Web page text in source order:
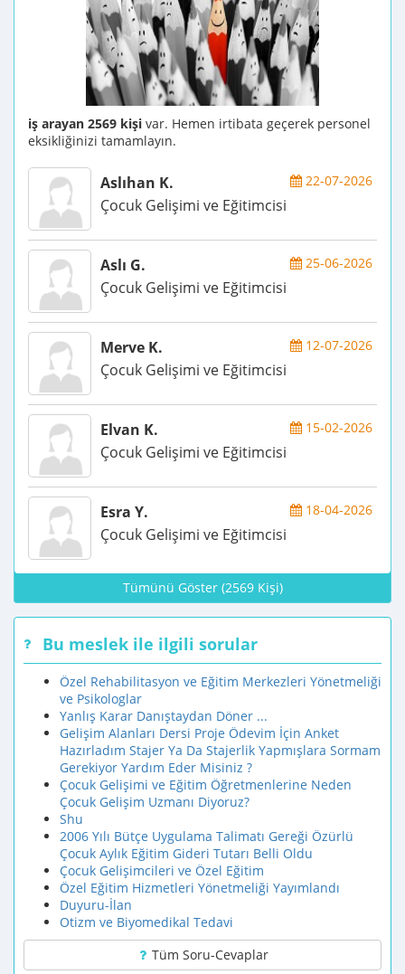
iş arayan 2569 kişi var. Hemen irtibata geçerek personel
eksikliğinizi tamamlayın.
22-07-2026
Aslıhan K.
Çocuk Gelişimi ve Eğitimcisi
25-06-2026
Aslı G.
Çocuk Gelişimi ve Eğitimcisi
12-07-2026
Merve K.
Çocuk Gelişimi ve Eğitimcisi
15-02-2026
Elvan K.
Çocuk Gelişimi ve Eğitimcisi
18-04-2026
Esra Y.
Çocuk Gelişimi ve Eğitimcisi
Tümünü Göster (2569 Kişi)
Bu meslek ile ilgili sorular
Özel Rehabilitasyon ve Eğitim Merkezleri Yönetmeliği
ve Psikologlar
Yanlış Karar Danıştaydan Döner ...
Gelişim Alanları Dersi Proje Ödevim İçin Anket
Hazırladım Stajer Ya Da Stajerlik Yapmışlara Sormam
Gerekiyor Yardım Eder Misiniz ?
Çocuk Gelişimi ve Eğitim Öğretmenlerine Neden
Çocuk Gelişim Uzmanı Diyoruz?
Shu
2006 Yılı Bütçe Uygulama Talimatı Gereği Özürlü
Çocuk Aylık Eğitim Gideri Tutarı Belli Oldu
Çocuk Gelişimcileri ve Özel Eğitim
Özel Eğitim Hizmetleri Yönetmeliği Yayımlandı
Duyuru-İlan
Otizm ve Biyomedikal Tedavi
Tüm Soru-Cevaplar